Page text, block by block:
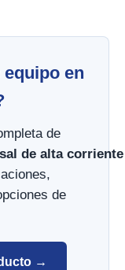
en
de
de alta corriente
de
→